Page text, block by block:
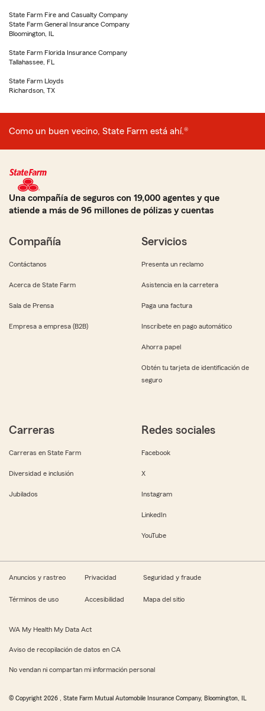
State Farm Fire and Casualty Company
State Farm General Insurance Company
Bloomington, IL
State Farm Florida Insurance Company
Tallahassee, FL
State Farm Lloyds
Richardson, TX
Como un buen vecino, State Farm está ahí.®
Una compañía de seguros con 19,000 agentes y que
atiende a más de 96 millones de pólizas y cuentas
Compañía
Contáctanos
Acerca de State Farm
Sala de Prensa
Empresa a empresa (B2B)
Servicios
Presenta un reclamo
Asistencia en la carretera
Paga una factura
Inscríbete en pago automático
Ahorra papel
Obtén tu tarjeta de identificación de
seguro
Carreras
Carreras en State Farm
Diversidad e inclusión
Jubilados
Redes sociales
Facebook
X
Instagram
LinkedIn
YouTube
Anuncios y rastreo Privacidad Seguridad y fraude
Términos de uso Accesibilidad Mapa del sitio
WA My Health My Data Act
Aviso de recopilación de datos en CA
No vendan ni compartan mi información personal
© Copyright 2026 , State Farm Mutual Automobile Insurance Company, Bloomington, IL